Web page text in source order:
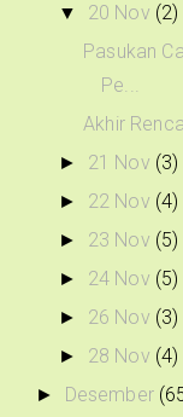
▼ 20 Nov (2)
Pasukan
Pe...
Akhir
► 21 Nov (3)
► 22 Nov (4)
► 23 Nov (5)
► 24 Nov (5)
► 26 Nov (3)
► 28 Nov (4)
► Desember